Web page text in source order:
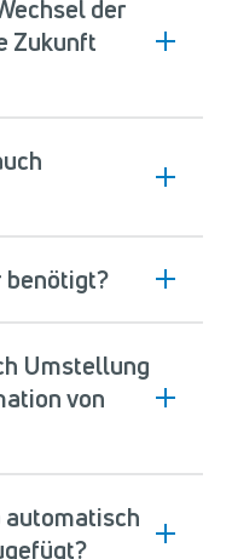
der
Zukunft
benötigt?
Umstellung
von